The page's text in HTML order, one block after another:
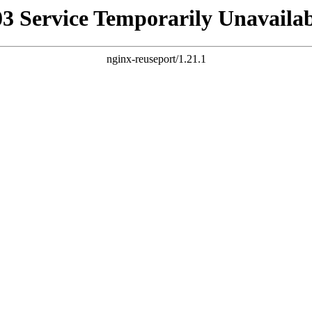
Service Temporarily
nginx-reuseport/1.21.1